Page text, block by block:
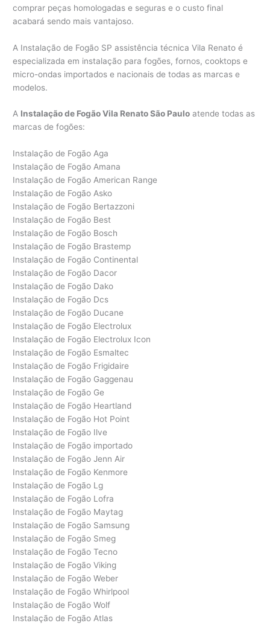
comprar peças homologadas e seguras e o custo final
acabará sendo mais vantajoso.
A Instalação de Fogão SP assistência técnica Vila Renato é
especializada em instalação para fogões, fornos, cooktops e
micro-ondas importados e nacionais de todas as marcas e
modelos.
A Instalação de Fogão Vila Renato São Paulo atende todas as
marcas de fogões:
Instalação de Fogão Aga
Instalação de Fogão Amana
Instalação de Fogão American Range
Instalação de Fogão Asko
Instalação de Fogão Bertazzoni
Instalação de Fogão Best
Instalação de Fogão Bosch
Instalação de Fogão Brastemp
Instalação de Fogão Continental
Instalação de Fogão Dacor
Instalação de Fogão Dako
Instalação de Fogão Dcs
Instalação de Fogão Ducane
Instalação de Fogão Electrolux
Instalação de Fogão Electrolux Icon
Instalação de Fogão Esmaltec
Instalação de Fogão Frigidaire
Instalação de Fogão Gaggenau
Instalação de Fogão Ge
Instalação de Fogão Heartland
Instalação de Fogão Hot Point
Instalação de Fogão Ilve
Instalação de Fogão importado
Instalação de Fogão Jenn Air
Instalação de Fogão Kenmore
Instalação de Fogão Lg
Instalação de Fogão Lofra
Instalação de Fogão Maytag
Instalação de Fogão Samsung
Instalação de Fogão Smeg
Instalação de Fogão Tecno
Instalação de Fogão Viking
Instalação de Fogão Weber
Instalação de Fogão Whirlpool
Instalação de Fogão Wolf
Instalação de Fogão Atlas